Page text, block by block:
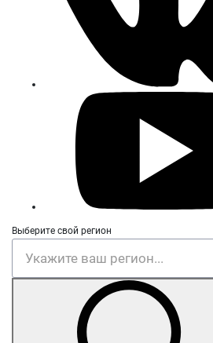
Выберите свой регион